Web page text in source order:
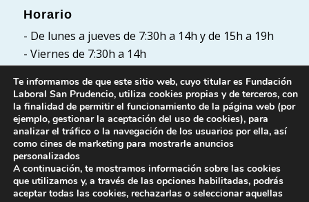
Horario
- De lunes a jueves de 7:30h a 14h y de 15h a 19h
- Viernes de 7:30h a 14h
Políticas
Política de Privacidad
Política de cookies
Aviso Legal
Te informamos de que este sitio web, cuyo titular es Fundación
Laboral San Prudencio, utiliza cookies propias y de terceros, con
la finalidad de permitir el funcionamiento de la página web (por
ejemplo, gestionar la aceptación del uso de cookies), para
analizar el tráfico o la navegación de los usuarios por ella, así
como cines de marketing para mostrarle anuncios
personalizados
A continuación, te mostramos información sobre las cookies
que utilizamos y, a través de las opciones habilitadas, podrás
aceptar todas las cookies, rechazarlas o seleccionar aquellas